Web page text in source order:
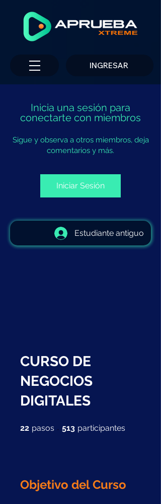
INGRESAR
Inicia una sesión para
conectarte con miembros
Sigue y observa a otros miembros, deja
comentarios y más.
Iniciar Sesión
Estudiante antiguo
CURSO DE
NEGOCIOS
DIGITALES
22 pasos 22 pasos
513 participantes
Objetivo del Curso